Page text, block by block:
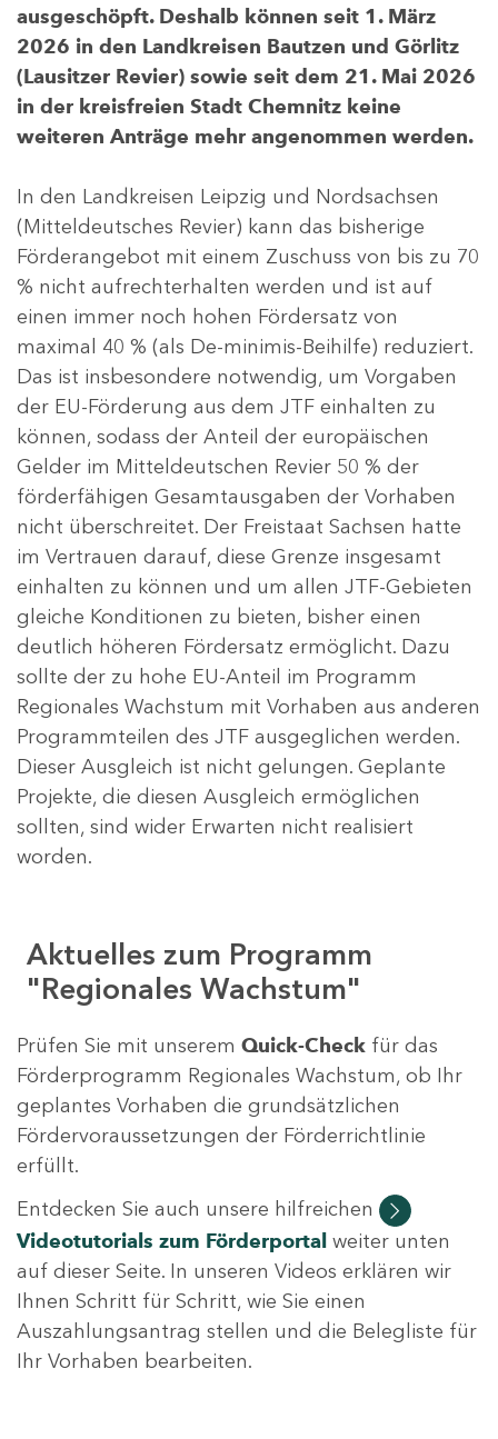
ausgeschöpft. Deshalb können seit 1. März
2026 in den Landkreisen Bautzen und Görlitz
(Lausitzer Revier) sowie seit dem 21. Mai 2026
in der kreisfreien Stadt Chemnitz keine
weiteren Anträge mehr angenommen werden.
In den Landkreisen Leipzig und Nordsachsen
(Mitteldeutsches Revier) kann das bisherige
Förderangebot mit einem Zuschuss von bis zu 70
% nicht aufrechterhalten werden und ist auf
einen immer noch hohen Fördersatz von
maximal 40 % (als De-minimis-Beihilfe) reduziert.
Das ist insbesondere notwendig, um Vorgaben
der EU-Förderung aus dem JTF einhalten zu
können, sodass der Anteil der europäischen
Gelder im Mitteldeutschen Revier 50 % der
förderfähigen Gesamtausgaben der Vorhaben
nicht überschreitet. Der Freistaat Sachsen hatte
im Vertrauen darauf, diese Grenze insgesamt
einhalten zu können und um allen JTF-Gebieten
gleiche Konditionen zu bieten, bisher einen
deutlich höheren Fördersatz ermöglicht. Dazu
sollte der zu hohe EU-Anteil im Programm
Regionales Wachstum mit Vorhaben aus anderen
Programmteilen des JTF ausgeglichen werden.
Dieser Ausgleich ist nicht gelungen. Geplante
Projekte, die diesen Ausgleich ermöglichen
sollten, sind wider Erwarten nicht realisiert
worden.
Aktuelles zum Programm
"Regionales Wachstum"
Prüfen Sie mit unserem Quick-Check für das
Förderprogramm Regionales Wachstum, ob Ihr
geplantes Vorhaben die grundsätzlichen
Fördervoraussetzungen der Förderrichtlinie
erfüllt.
Entdecken Sie auch unsere hilfreichen
Videotutorials zum Förderportal weiter unten
auf dieser Seite. In unseren Videos erklären wir
Ihnen Schritt für Schritt, wie Sie einen
Auszahlungsantrag stellen und die Belegliste für
Ihr Vorhaben bearbeiten.